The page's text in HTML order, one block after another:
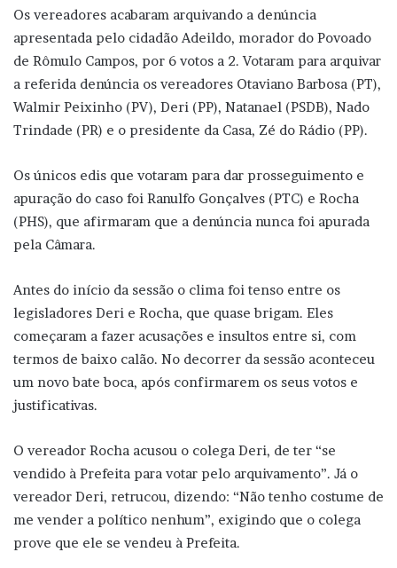
Os vereadores acabaram arquivando a denúncia
apresentada pelo cidadão Adeildo, morador do Povoado
de Rômulo Campos, por 6 votos a 2. Votaram para arquivar
a referida denúncia os vereadores Otaviano Barbosa (PT),
Walmir Peixinho (PV), Deri (PP), Natanael (PSDB), Nado
Trindade (PR) e o presidente da Casa, Zé do Rádio (PP).
Os únicos edis que votaram para dar prosseguimento e
apuração do caso foi Ranulfo Gonçalves (PTC) e Rocha
(PHS), que afirmaram que a denúncia nunca foi apurada
pela Câmara.
Antes do início da sessão o clima foi tenso entre os
legisladores Deri e Rocha, que quase brigam. Eles
começaram a fazer acusações e insultos entre si, com
termos de baixo calão. No decorrer da sessão aconteceu
um novo bate boca, após confirmarem os seus votos e
justificativas.
O vereador Rocha acusou o colega Deri, de ter “se
vendido à Prefeita para votar pelo arquivamento”. Já o
vereador Deri, retrucou, dizendo: “Não tenho costume de
me vender a político nenhum”, exigindo que o colega
prove que ele se vendeu à Prefeita.